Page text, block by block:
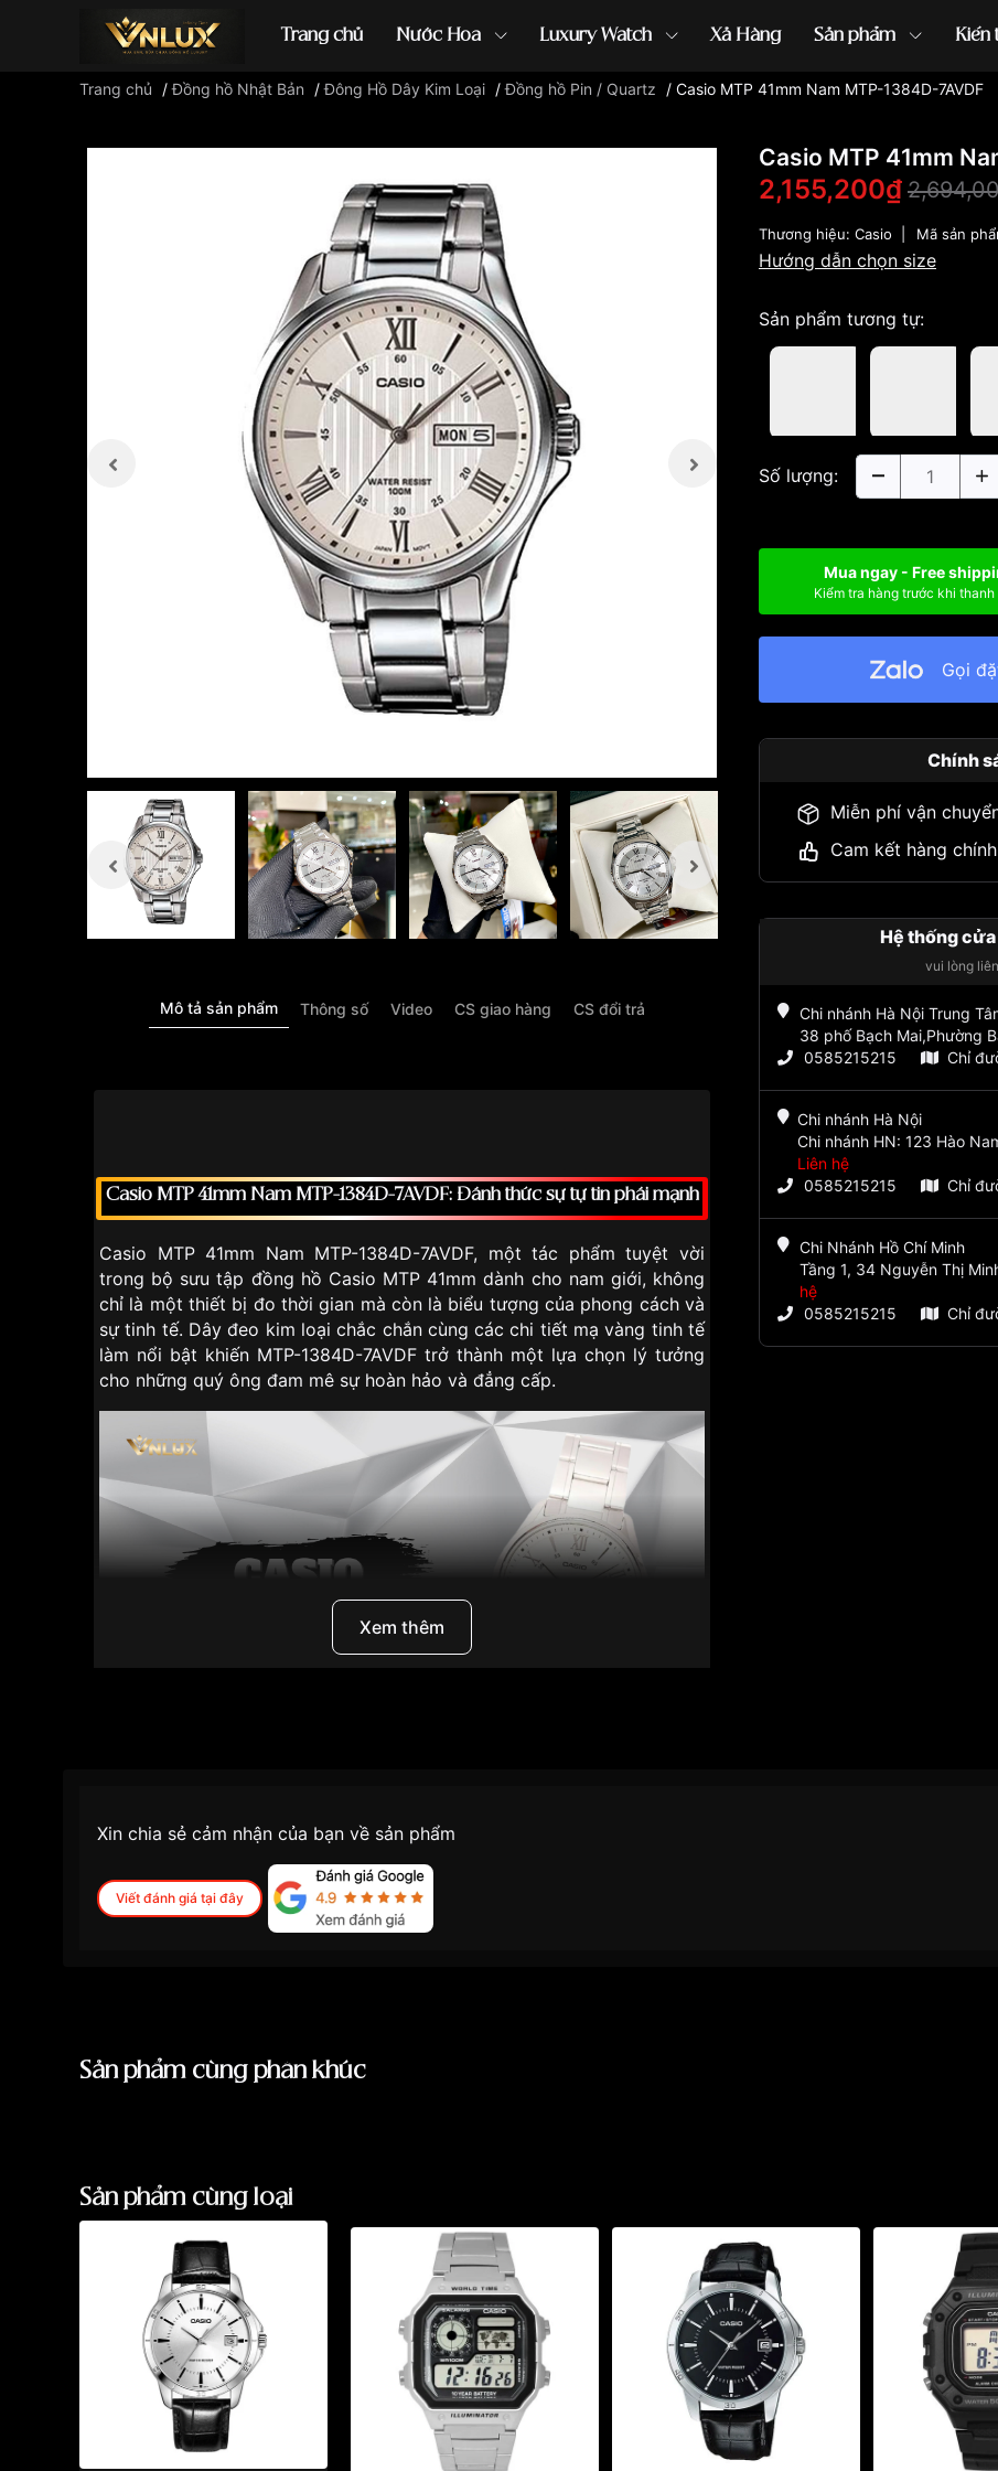
Trang chủ Nước Hoa Luxury Watch Xả Hàng Sản phẩm Kiến
Đồng hồ casio đồng hồ G-Shock đồng hồ Orient ...
Trang chủ /Đồng hồ Nhật Bản /Đông Hồ Dây Kim Loại /Đồng hồ Pin / Quartz / Casio MTP 41mm Nam MTP-1384D-7AVDF
Mô tả sản phẩm Thông số Video CS giao hàng CS đổi trả
Casio MTP 41mm Nam MTP-1384D-7AVDF: Đánh thức sự tự tin phái mạnh
Casio MTP 41mm Nam MTP-1384D-7AVDF, một tác phẩm tuyệt vời
trong bộ sưu tập đồng hồ Casio MTP 41mm dành cho nam giới, không
chỉ là một thiết bị đo thời gian mà còn là biểu tượng của phong cách và
sự tinh tế. Dây đeo kim loại chắc chắn cùng các chi tiết mạ vàng tinh tế
làm nổi bật khiến MTP-1384D-7AVDF trở thành một lựa chọn lý tưởng
cho những quý ông đam mê sự hoàn hảo và đẳng cấp.
I. Casio và hành trình phát triển cùng dòng đồng hồ MTP
Casio là một thương hiệu đồng hồ điện tử và máy tính bỏ túi nổi tiếng
đến từ Nhật Bản, được thành lập vào năm 1946. Trong suốt hơn 75 năm
Casio luôn tiên phong trong việc ứng dụng công nghệ tiên tiến vào sản
xuất đồng hồ, mang đến cho người dùng những trải nghiệm thời gian
thiết kế đơn giản, thanh lịch và giá cả phải chăng. Dòng MTP hướng đến
đối tượng khách hàng nam giới yêu thích sự sang trọng, tinh tế và tiện
lợi. Casio MTP 41mm Nam MTP-1384D-7AVDF là một chiếc đồng hồ
điển hình trong dòng MTP.
II. Casio MTP 41mm Nam MTP-1384D-7AVDF - Chất lượng Nhật Bản, giá
cả Việt Nam
1. Thiết kế
Casio MTP 41mm Nam MTP-1384D-7AVDF là một sự lựa chọn xuất sắc
Xem thêm
Casio MTP 41mm
2,155,200₫
Thương hiệu: Casio Mã sản
Hướng dẫn chọn size
Sản phẩm tương tự:
Số lượng:
Mua ngay - Free
Kiểm tra hàng trước khi thanh
Gọi
Chính
Miễn phí vận
Cam kết hàng
Hệ thống
vui lòng
Chi nhánh Hà Nội Trung
38 phố Bạch Mai,Phường
0585215215
Chỉ
Chi nhánh Hà Nội
Chi nhánh HN: 123 Hào
Liên hệ
0585215215
Chỉ
Chi Nhánh Hồ Chí Minh
Tầng 1, 34 Nguyễn Thị
hệ
0585215215
Chỉ
Xin chia sẻ cảm nhận của bạn về sản phẩm
Viết đánh giá tại đây
Sản phẩm cùng phân khúc
Sản phẩm cùng loại